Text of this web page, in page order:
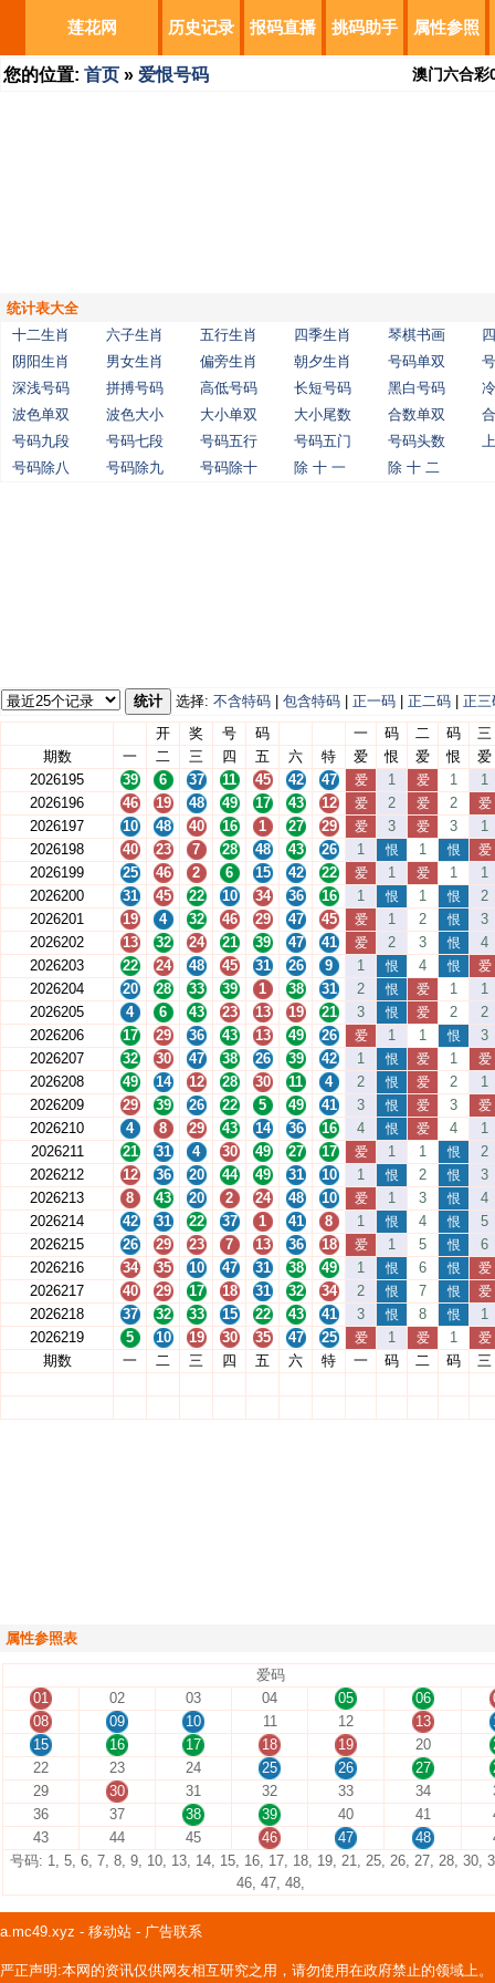
莲花网 历史记录 报码直播 挑码助手 属性参照
您的位置: 首页 » 爱恨号码 澳门六合彩
统计表大全
十二生肖
六子生肖 五行生肖 四季生肖 琴棋书画
阴阳生肖
男女生肖 偏旁生肖 朝夕生肖 号码单双
深浅号码
拼搏号码 高低号码 长短号码 黑白号码
波色单双
波色大小 大小单双 大小尾数 合数单双
号码九段
号码七段 号码五行 号码五门 号码头数
号码除八
号码除九 号码除十 除 十 一 除 十 二
统计 选择: 不含特码 包含特码 正一码 正二码
正三
开
奖 号 码 一 码 二 码
三
期数
一 二 三 四 五 六 特 爱 恨 爱 恨
爱
2026195
39 6 37 11 45 42 47 爱 1 爱 1
1
2026196
46 19 48 49 17 43 12 爱 2 爱 2 爱
2026197 10 48 40 16 1 27 29 爱 3 爱 3
1
2026198
40 23 7 28 48 43 26 1 恨 1 恨 爱
2026199 25 46 2 6 15 42 22 爱 1 爱 1
1
2026200
31 45 22 10 34 36 16 1 恨 1 恨
2
2026201
19 4 32 46 29 47 45 爱 1 2 恨
3
2026202
13 32 24 21 39 47 41 爱 2 3 恨
4
2026203
22 24 48 45 31 26 9 1 恨 4 恨 爱
2026204 20 28 33 39 1 38 31 2 恨 爱 1
1
2026205
4 6 43 23 13 19 21 3 恨 爱 2
2
2026206
17 29 36 43 13 49 26 爱 1 1 恨
3
2026207
32 30 47 38 26 39 42 1 恨 爱 1 爱
2026208 49 14 12 28 30 11 4 2 恨 爱 2
1
2026209
29 39 26 22 5 49 41 3 恨 爱 3 爱
2026210 4 8 29 43 14 36 16 4 恨 爱 4
1
2026211
21 31 4 30 49 27 17 爱 1 1 恨
2
2026212
12 36 20 44 49 31 10 1 恨 2 恨
3
2026213
8 43 20 2 24 48 10 爱 1 3 恨
4
2026214
42 31 22 37 1 41 8 1 恨 4 恨
5
2026215
26 29 23 7 13 36 18 爱 1 5 恨
6
2026216
34 35 10 47 31 38 49 1 恨 6 恨 爱
2026217 40 29 17 18 31 32 34 2 恨 7 恨 爱
2026218 37 32 33 15 22 43 41 3 恨 8 恨
1
2026219
5 10 19 30 35 47 25 爱 1 爱 1 爱
期数 一 二 三 四 五 六 特 一 码 二 码 三
属性参照表
爱码
01
02 03 04 05 06
08
09 10 11 12 13
15
16 17 18 19 20
22
23 24 25 26 27
29
30 31 32 33 34
36
37 38 39 40 41
43
44 45 46 47 48
号码: 1, 5, 6, 7, 8, 9, 10, 13, 14, 15, 16, 17, 18, 19, 21, 25, 26, 27, 28, 30,
46, 47, 48,
a.mc49.xyz - 移动站 - 广告联系
严正声明:本网的资讯仅供网友相互研究之用，请勿使用在政府禁止的领域上。